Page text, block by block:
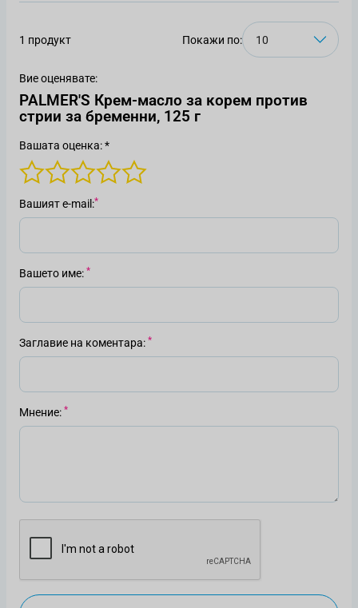
1 продукт Покажи по:
Вие оценявате:
PALMER'S Крем-масло за корем против
стрии за бременни, 125 г
Вашата оценка: *
Вашият е-mail
Вашето име
Заглавие на коментара
Мнение